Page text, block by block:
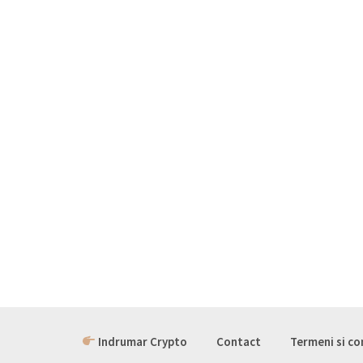
Indrumar Crypto Contact Termeni si